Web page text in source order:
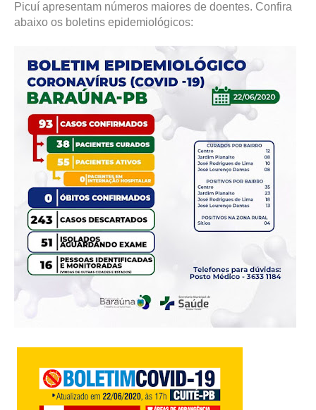
Picuí apresentam números maiores de doentes. Confira
abaixo os boletins epidemiológicos: